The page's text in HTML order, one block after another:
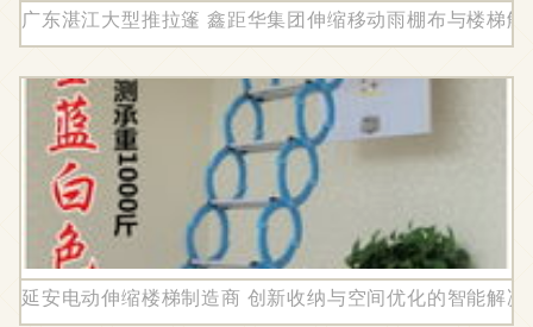
广东湛江大型推拉篷 鑫距华集团伸缩移动雨棚布与楼梯解
延安电动伸缩楼梯制造商 创新收纳与空间优化的智能解决